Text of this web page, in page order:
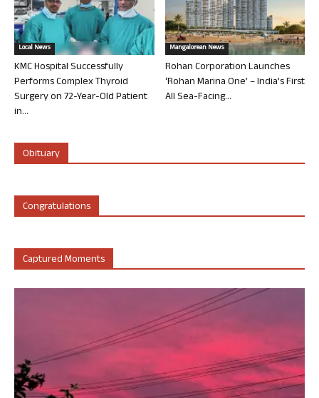
Local News
KMC Hospital Successfully
Performs Complex Thyroid
Surgery on 72-Year-Old Patient
in...
Mangalorean News
Rohan Corporation Launches
‘Rohan Marina One’ – India’s First
All Sea-Facing...
Obituary
Congratulations
Captured Moments